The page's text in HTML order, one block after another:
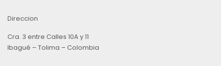
Direccion
Cra. 3 entre Calles 10A y 11
Ibagué – Tolima – Colombia